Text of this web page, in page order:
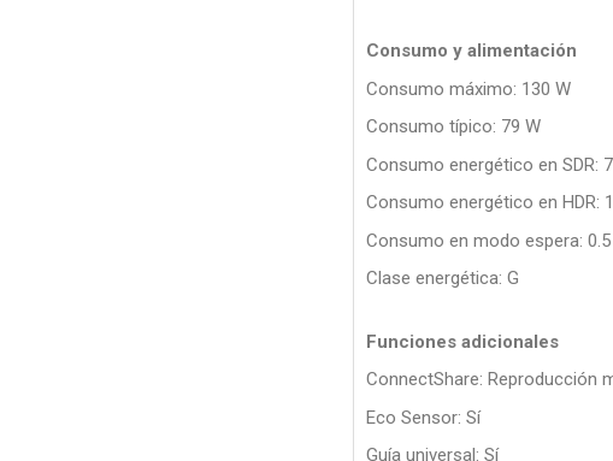
Consumo y alimentación
Consumo máximo: 130 W
Consumo típico: 79 W
Consumo energético en SDR:
Consumo energético en HDR:
Consumo en modo espera: 0.5
Clase energética: G
Funciones adicionales
ConnectShare: Reproducción
Eco Sensor: Sí
Guía universal: Sí